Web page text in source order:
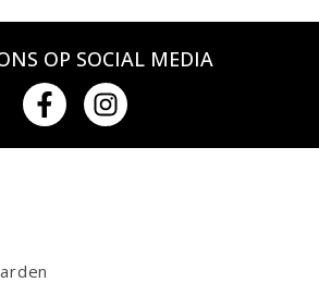
OP SOCIAL MEDIA